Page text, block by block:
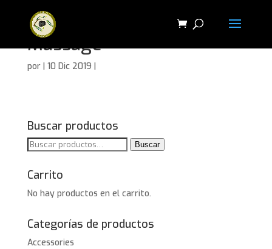
Massage
por | 10 Dic 2019 |
Buscar productos
Buscar
Buscar
Carrito
No hay productos en el carrito.
Categorías de productos
Accessories